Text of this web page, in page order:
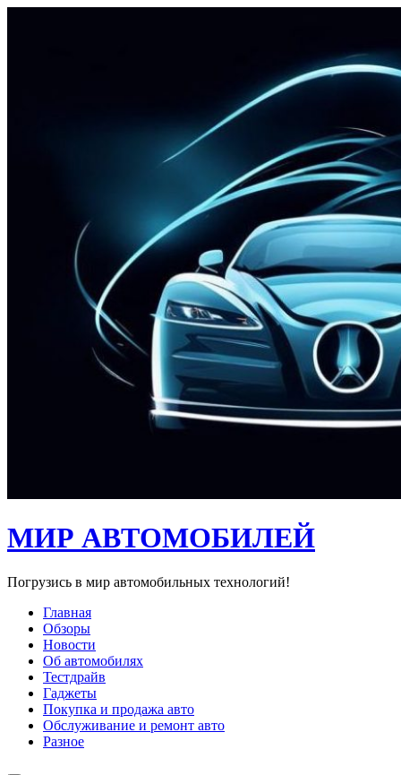
МИР АВТОМОБИЛЕЙ
Погрузись в мир автомобильных технологий!
Главная
Обзоры
Новости
Об автомобилях
Тестдрайв
Гаджеты
Покупка и продажа авто
Обслуживание и ремонт авто
Разное